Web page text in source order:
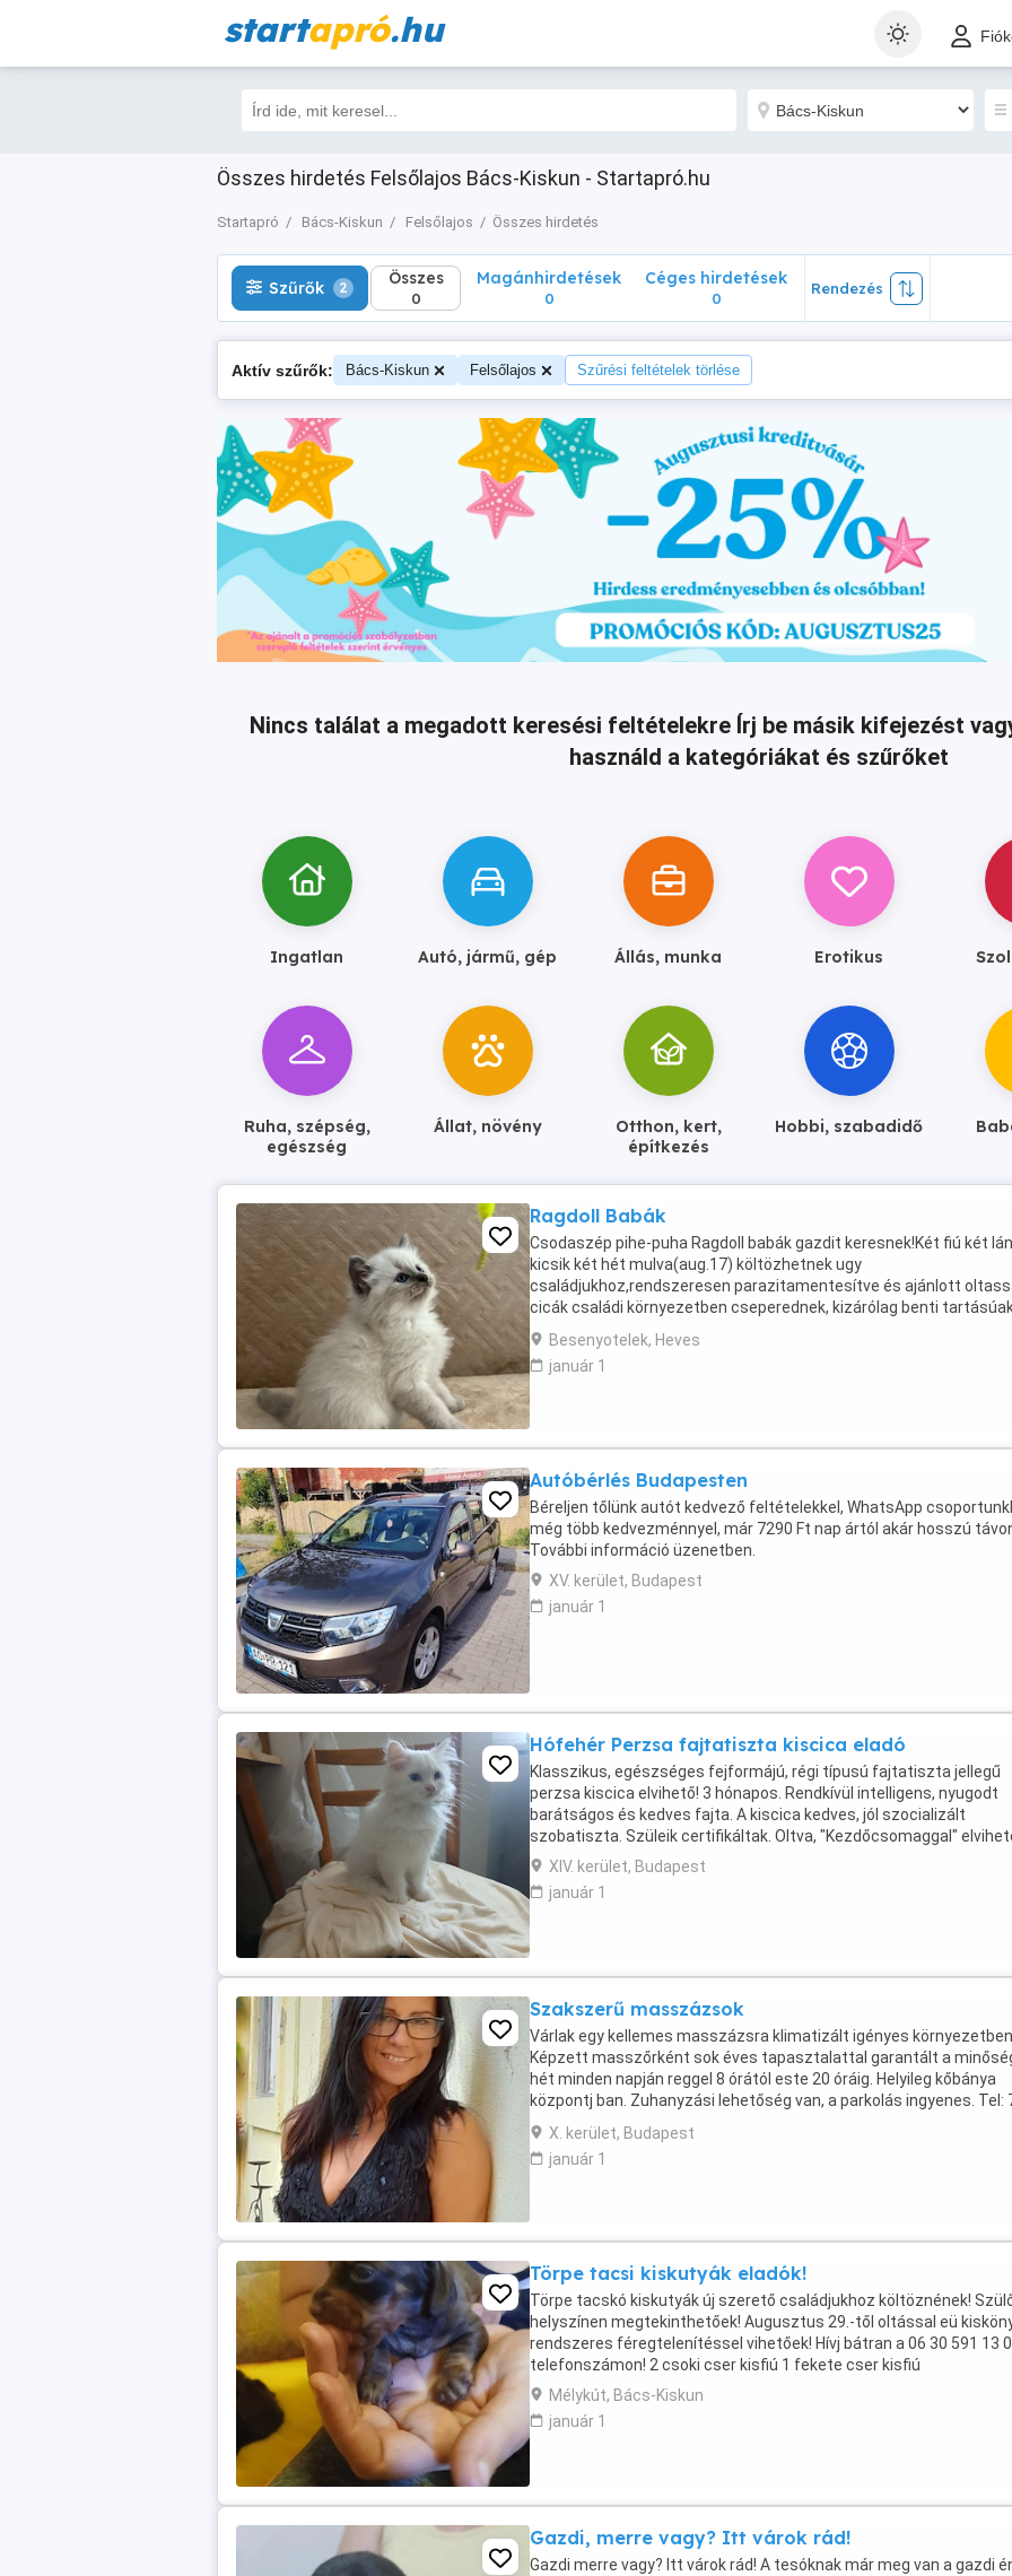
startapró.hu
Összes hirdetés Felsőlajos Bács-Kiskun - Startapró.hu
Startapró Bács-Kiskun Felsőlajos Összes hirdetés
Szűrők 2 Összes
0
Szűrők 2 Összes
0
Magánhirdetések
0
Céges hirdetések
0
Rendezés
Aktív szűrők: Bács-Kiskun Felsőlajos Szűrési feltételek törlése
Nincs találat a megadott keresési feltételekre Írj be másik kifejezést
használd a kategóriákat és szűrőket
Ingatlan Autó, jármű, gép Állás, munka Erotikus
Ruha, szépség,
egészség
Állat, növény
Otthon, kert,
építkezés
Hobbi, szabadidő
Ragdoll Babák
Csodaszép pihe-puha Ragdoll babák gazdit keresnek!Két fiú két
kicsik két hét mulva(aug.17) költözhetnek ugy
családjukhoz,rendszeresen parazitamentesítve és ajánlott
cicák családi környezetben cseperednek, kizárólag benti
új gazdik jelentkezését is ilyen gondoskodás és ...
Besenyotelek, Heves
január 1
Autóbérlés Budapesten
Béreljen tőlünk autót kedvező feltételekkel, WhatsApp
még több kedvezménnyel, már 7290 Ft nap ártól akár hosszú
További információ üzenetben.
XV. kerület, Budapest
január 1
Hófehér Perzsa fajtatiszta kiscica eladó
Klasszikus, egészséges fejformájú, régi típusú fajtatiszta jellegű
perzsa kiscica elvihető! 3 hónapos. Rendkívül intelligens, nyugodt
barátságos és kedves fajta. A kiscica kedves, jól szocializált
szobatiszta. Szüleik certifikáltak. Oltva, "Kezdőcsomaggal"
XIV. kerület, Budapest
január 1
Szakszerű masszázsok
Várlak egy kellemes masszázsra klimatizált igényes
Képzett masszőrként sok éves tapasztalattal garantált a
hét minden napján reggel 8 órától este 20 óráig. Helyileg kőbánya
központj ban. Zuhanyzási lehetőség van, a parkolás ingyenes. Tel:
905 74 78 Aki szeretne jönni kérem ...
X. kerület, Budapest
január 1
Törpe tacsi kiskutyák eladók!
Törpe tacskó kiskutyák új szerető családjukhoz költöznének!
helyszínen megtekinthetőek! Augusztus 29.-től oltással eü
rendszeres féregtelenítéssel vihetőek! Hívj bátran a 06 30 591 13
telefonszámon! 2 csoki cser kisfiú 1 fekete cser kisfiú
Mélykút, Bács-Kiskun
január 1
Gazdi, merre vagy? Itt várok rád!
Gazdi merre vagy? Itt várok rád! A tesóknak már meg van a gazdi